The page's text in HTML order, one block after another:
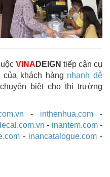
VINA DEIGN tiếp cận cụ
khách hàng nhanh dễ
biệt cho thị trường
- inthenhua.com-
- inantem.com-
- inancatalogue.com -